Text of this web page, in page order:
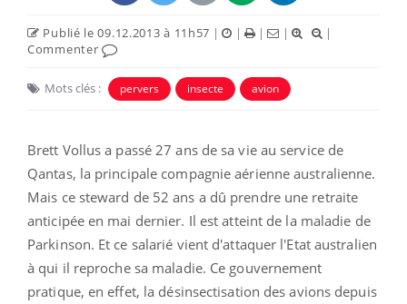
Publié le 09.12.2013 à 11h57 | | | |
|
Commenter
Mots clés : pervers insecte avion
Brett Vollus a passé 27 ans de sa vie au service de
Qantas, la principale compagnie aérienne australienne.
Mais ce steward de 52 ans a dû prendre une retraite
anticipée en mai dernier. Il est atteint de la maladie de
Parkinson. Et ce salarié vient d'attaquer l'Etat australien
à qui il reproche sa maladie. Ce gouvernement
pratique, en effet, la désinsectisation des avions depuis